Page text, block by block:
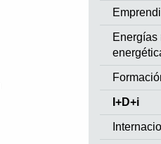
Energías
I+D+i